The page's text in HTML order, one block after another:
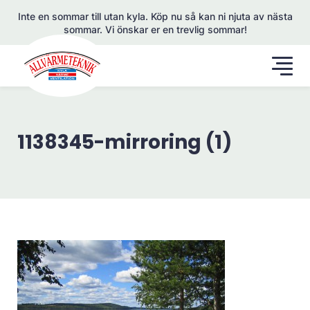
Inte en sommar till utan kyla. Köp nu så kan ni njuta av nästa
sommar. Vi önskar er en trevlig sommar!
1138345-mirroring (1)